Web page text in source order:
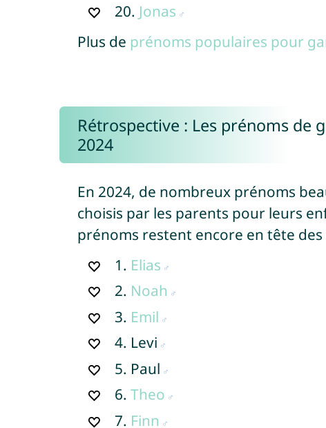
20. Jonas
Plus de prénoms populaires pour
Rétrospective : Les prénoms de
2024
En 2024, de nombreux prénoms
choisis par les parents pour leurs
prénoms restent encore en tête des
1. Elias
2. Noah
3. Emil
4. Levi
5. Paul
6.Theo
7. Finn